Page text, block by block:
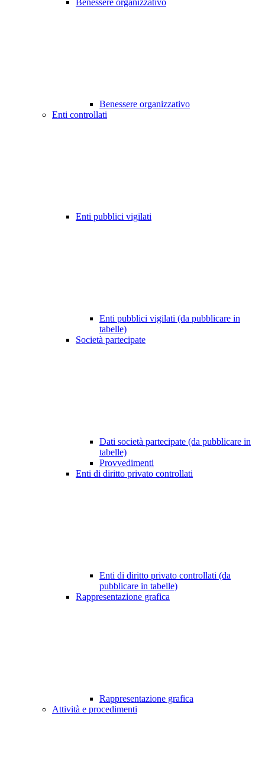
Benessere organizzativo
Benessere organizzativo
Enti controllati
Enti pubblici vigilati
Enti pubblici vigilati (da pubblicare in
tabelle)
Società partecipate
Dati società partecipate (da pubblicare in
tabelle)
Provvedimenti
Enti di diritto privato controllati
Enti di diritto privato controllati (da
pubblicare in tabelle)
Rappresentazione grafica
Rappresentazione grafica
Attività e procedimenti